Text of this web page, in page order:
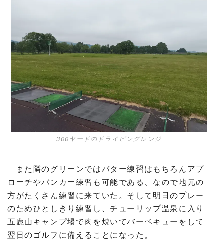
300ヤードのドライビングレンジ
また隣のグリーンではパター練習はもちろんアプ
ローチやバンカー練習も可能である、なので地元の
方がたくさん練習に来ていた。そして明日のプレー
のためひとしきり練習し、チューリップ温泉に入り
五鹿山キャンプ場で肉を焼いてバーベキューをして
翌日のゴルフに備えることになった。